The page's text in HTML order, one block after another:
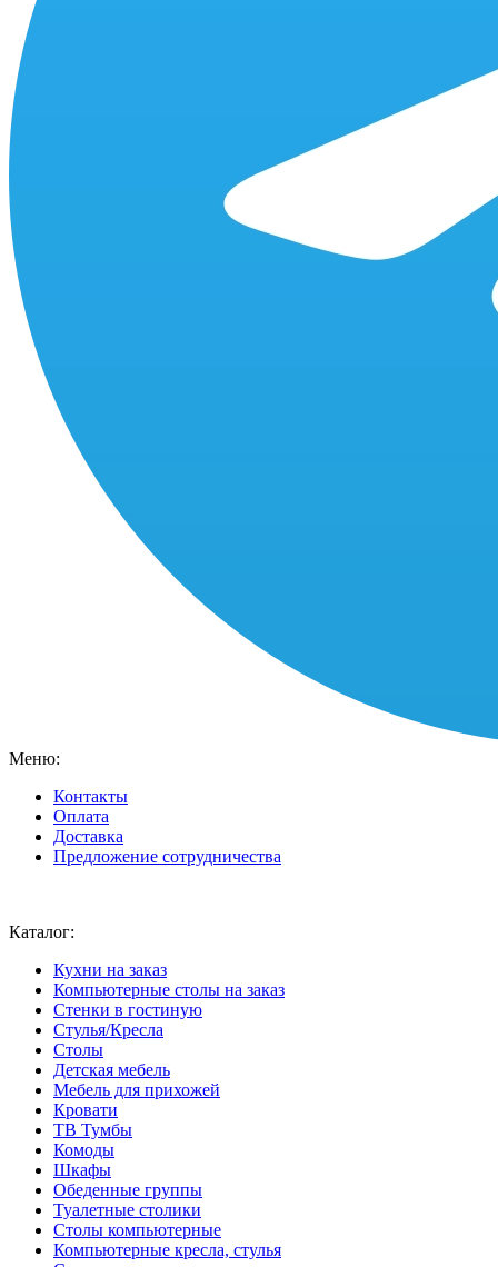
Меню:
Контакты
Оплата
Доставка
Предложение сотрудничества
Каталог:
Кухни на заказ
Компьютерные столы на заказ
Стенки в гостиную
Стулья/Кресла
Столы
Детская мебель
Мебель для прихожей
Кровати
ТВ Тумбы
Комоды
Шкафы
Обеденные группы
Туалетные столики
Столы компьютерные
Компьютерные кресла, стулья